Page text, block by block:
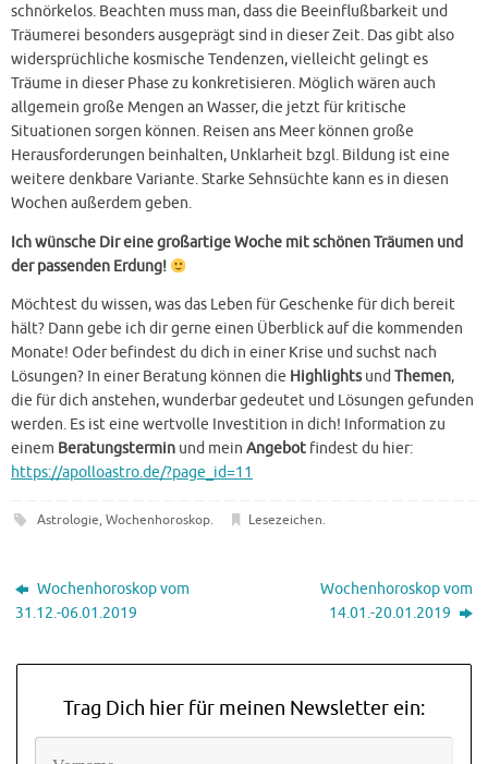
schnörkelos. Beachten muss man, dass die Beeinflußbarkeit und
Träumerei besonders ausgeprägt sind in dieser Zeit. Das gibt also
widersprüchliche kosmische Tendenzen, vielleicht gelingt es
Träume in dieser Phase zu konkretisieren. Möglich wären auch
allgemein große Mengen an Wasser, die jetzt für kritische
Situationen sorgen können. Reisen ans Meer können große
Herausforderungen beinhalten, Unklarheit bzgl. Bildung ist eine
weitere denkbare Variante. Starke Sehnsüchte kann es in diesen
Wochen außerdem geben.
Ich wünsche Dir eine großartige Woche mit schönen Träumen und
der passenden Erdung!
Möchtest du wissen, was das Leben für Geschenke für dich bereit
hält? Dann gebe ich dir gerne einen Überblick auf die kommenden
Monate! Oder befindest du dich in einer Krise und suchst nach
Lösungen? In einer Beratung können die Highlightsund Themen,
die für dich anstehen, wunderbar gedeutet und Lösungen gefunden
werden. Es ist eine wertvolle Investition in dich! Information zu
einem Beratungstermin und mein Angebot findest du hier:
https://apolloastro.de/?page_id=11
Astrologie, Wochenhoroskop. Lesezeichen.
Wochenhoroskop vom
31.12.-06.01.2019
Wochenhoroskop vom
14.01.-20.01.2019
Trag Dich hier für meinen Newsletter ein: